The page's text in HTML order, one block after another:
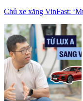
Chủ xe xăng VinFast: